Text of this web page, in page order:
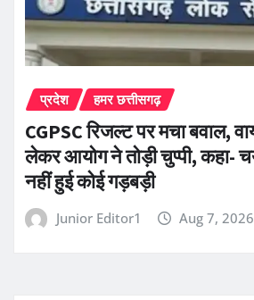
प्रदेश हमर छत्तीसगढ़
CGPSC रिजल्ट पर मचा बवाल,
लेकर आयोग ने तोड़ी चुप्पी, कहा-
नहीं हुई कोई गड़बड़ी
Junior Editor1 Aug 7, 2026